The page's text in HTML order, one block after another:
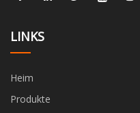
LINKS
Heim
Produkte